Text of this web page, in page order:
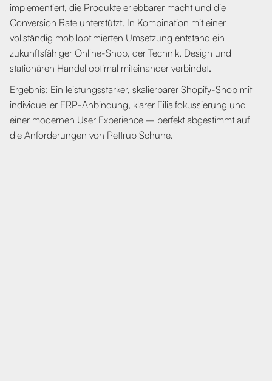
implementiert, die Produkte erlebbarer macht und die
Conversion Rate unterstützt. In Kombination mit einer
vollständig mobiloptimierten Umsetzung entstand ein
zukunftsfähiger Online-Shop, der Technik, Design und
stationären Handel optimal miteinander verbindet.
Ergebnis: Ein leistungsstarker, skalierbarer Shopify-Shop mit
individueller ERP-Anbindung, klarer Filialfokussierung und
einer modernen User Experience – perfekt abgestimmt auf
die Anforderungen von Pettrup Schuhe.